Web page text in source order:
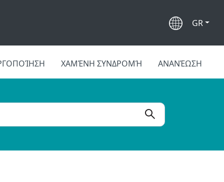
GR
ΧΑΜΈΝΗ ΣΥΝΔΡΟΜΉ ΑΝΑΝΈΩΣΗ